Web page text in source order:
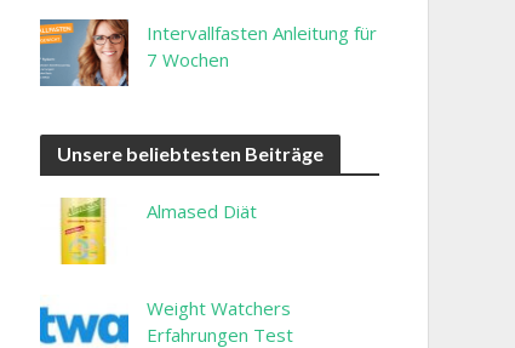
Intervallfasten Anleitung für
7 Wochen
Unsere beliebtesten Beiträge
Almased Diät
Weight Watchers
Erfahrungen Test